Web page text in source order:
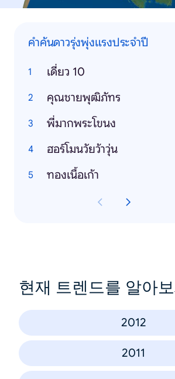
คำค้นดาวรุ่งพุ่งแรงประจำปี
เดี่ยว 10
คุณชายพุฒิภัทร
พี่มากพระโขนง
ฮอร์โมนวัยว้าวุ่น
ทองเนื้อเก้า
현재 트렌드를 알아
2012
2011